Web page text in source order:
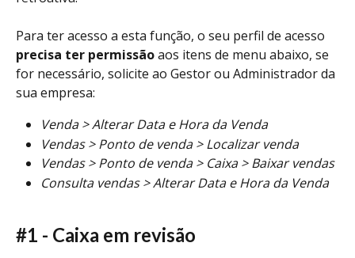
Para ter acesso a esta função, o seu perfil de acesso
precisa ter permissão aos itens de menu abaixo, se
for necessário, solicite ao Gestor ou Administrador da
sua empresa:
Venda > Alterar Data e Hora da Venda
Vendas > Ponto de venda > Localizar venda
Vendas > Ponto de venda > Caixa > Baixar vendas
Consulta vendas > Alterar Data e Hora da Venda
#1 - Caixa em revisão